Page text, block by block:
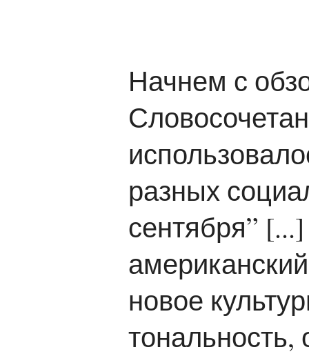
Начнем с
разных
сентября”
новое